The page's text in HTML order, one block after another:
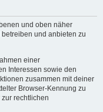
und oben näher
und anbieten zu
einer
Interessen sowie den
zusammen mit deiner
Browser-Kennung zu
rechtlichen